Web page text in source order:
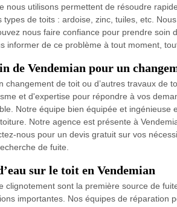
nous utilisons permettent de résoudre
de toits : ardoise, zinc, tuiles, etc.
nous faire confiance pour prendre soin
informer de ce problème à tout moment,
de Vendemian pour un
changement de toit ou d’autres travaux
et d'expertise pour répondre à vos
Notre équipe bien équipée et
Notre agence est présente à
nous pour un devis gratuit sur vos
de fuite.
sur le toit en Vendemian
clignotement sont la première source de
importantes. Nos équipes de réparation